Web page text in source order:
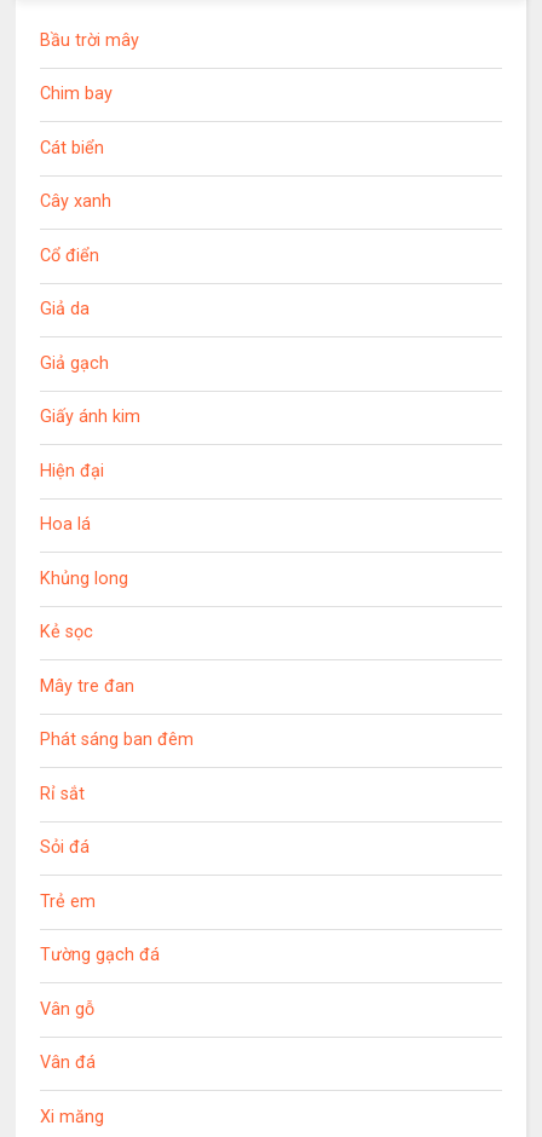
Bầu trời mây
Chim bay
Cát biển
Cây xanh
Cổ điển
Giả da
Giả gạch
Giấy ánh kim
Hiện đại
Hoa lá
Khủng long
Kẻ sọc
Mây tre đan
Phát sáng ban đêm
Rỉ sắt
Sỏi đá
Trẻ em
Tường gạch đá
Vân gỗ
Vân đá
Xi măng